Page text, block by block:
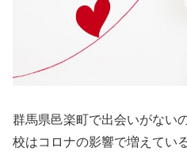
群馬県邑楽町で出会いがない
校はコロナの影響で増えてい